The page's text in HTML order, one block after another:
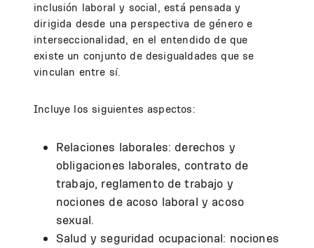
inclusión laboral y social, está pensada y
dirigida desde una perspectiva de género e
interseccionalidad, en el entendido de que
existe un conjunto de desigualdades que se
vinculan entre sí.
Incluye los siguientes aspectos:
Relaciones laborales: derechos y
obligaciones laborales, contrato de
trabajo, reglamento de trabajo y
nociones de acoso laboral y acoso
sexual.
Salud y seguridad ocupacional: nociones